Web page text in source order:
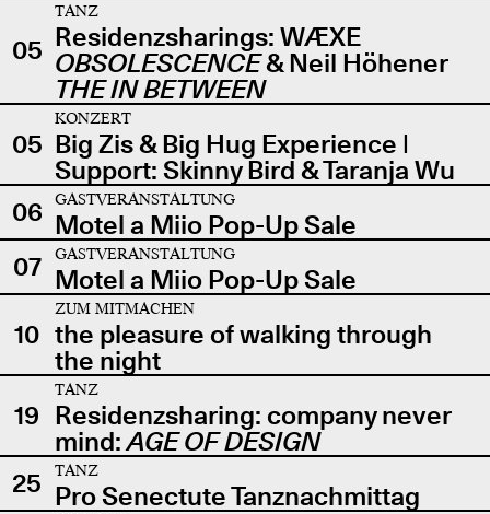
05
TANZ
Residenzsharings: WÆXE
OBSOLESCENCE& Neil Höhener
THE IN BETWEEN
05
KONZERT
Big Zis & Big Hug Experience |
Support: Skinny Bird & Taranja Wu
06
GASTVERANSTALTUNG
Motel a Miio Pop-Up Sale
07
GASTVERANSTALTUNG
Motel a Miio Pop-Up Sale
10
ZUM MITMACHEN
the pleasure of walking through
the night
19
TANZ
Residenzsharing: company never
mind:AGE OF DESIGN
25
TANZ
Pro Senectute Tanznachmittag